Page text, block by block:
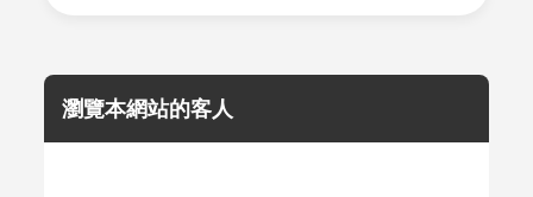
瀏覽本網站的客人